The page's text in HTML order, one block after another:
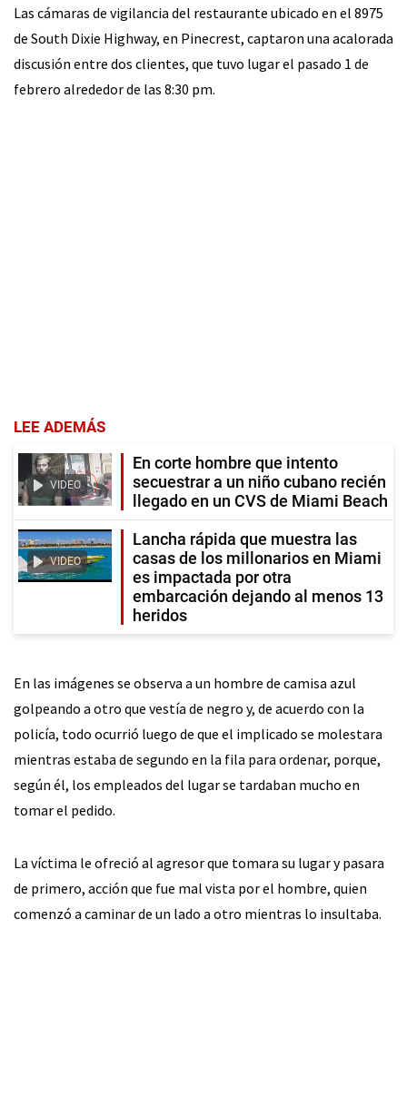
Las cámaras de vigilancia del restaurante ubicado en el 8975
de South Dixie Highway, en Pinecrest, captaron una acalorada
discusión entre dos clientes, que tuvo lugar el pasado 1 de
febrero alrededor de las 8:30 pm.
LEE ADEMÁS
VIDEO
En corte hombre que intento
secuestrar a un niño cubano recién
llegado en un CVS de Miami Beach
VIDEO
Lancha rápida que muestra las
casas de los millonarios en Miami
es impactada por otra
embarcación dejando al menos 13
heridos
En las imágenes se observa a un hombre de camisa azul
golpeando a otro que vestía de negro y, de acuerdo con la
policía, todo ocurrió luego de que el implicado se molestara
mientras estaba de segundo en la fila para ordenar, porque,
según él, los empleados del lugar se tardaban mucho en
tomar el pedido.
La víctima le ofreció al agresor que tomara su lugar y pasara
de primero, acción que fue mal vista por el hombre, quien
comenzó a caminar de un lado a otro mientras lo insultaba.